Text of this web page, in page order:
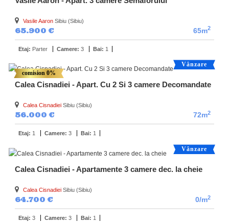
Vasile Aaron Sibiu (Sibiu)
65.900 € 65m2
Etaj: Parter Camere: 3 Bai: 1
Vânzare
comision 0%
Calea Cisnadiei - Apart. Cu 2 Si 3 camere Decomandate
Calea Cisnadiei Sibiu (Sibiu)
56.000 € 72m2
Etaj: 1 Camere: 3 Bai: 1
Vânzare
Calea Cisnadiei - Apartamente 3 camere dec. la cheie
Calea Cisnadiei Sibiu (Sibiu)
64.700 € 0/m2
Etaj: 3 Camere: 3 Bai: 1